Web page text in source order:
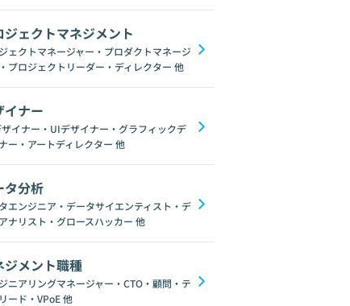
ジェクトマネジメント
ェクトマネージャー・プロダクトマネージ
プロジェクトリーダー・ディレクター 他
イナー
ザイナー・UIデザイナー・グラフィックデ
ー・アートディレクター 他
タ分析
エンジニア・データサイエンティスト・デ
ナリスト・グロースハッカー 他
ジメント職種
ニアリングマネージャー・CTO・顧問・テ
ード・VPoE他